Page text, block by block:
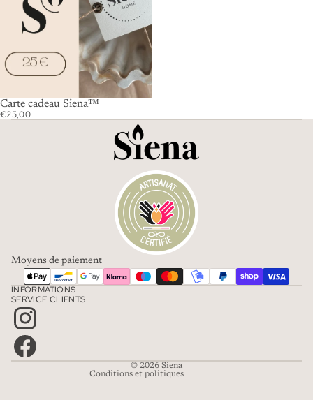
Carte cadeau Siena™
€25,00
Moyens de paiement
INFORMATIONS
SERVICE CLIENTS
© 2026 Siena
Conditions et politiques
Politique de confidentialité
Mentions légales
Coordonnées
Conditions d’utilisation
Politique de remboursement